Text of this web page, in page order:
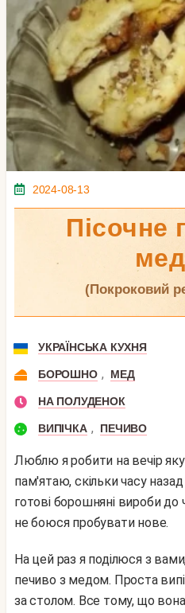
2024-08-13
Пісочне
(покроковий
УКРАЇНСЬКА КУХНЯ
БОРОШНО , МЕД
НА ПОЛУДЕНОК
ВИПІЧКА , ПЕЧИВО
Люблю я робити на вечір
пам'ятаю, скільки часу
готові борошняні вироби
не боюся пробувати нове.
На цей раз я поділюся з вами, як приготувати пісочне
печиво з медом. Проста
за столом. Все тому, що